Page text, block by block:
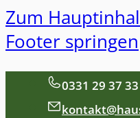
Zum
Footer springen
0331 29 37 33